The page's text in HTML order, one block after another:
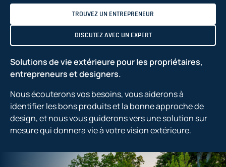
TROUVEZ UN ENTREPRENEUR
DISCUTEZ AVEC UN EXPERT
Solutions de vie extérieure pour les propriétaires,
entrepreneurs et designers.
Nous écouterons vos besoins, vous aiderons à
identifier les bons produits et la bonne approche de
design, et nous vous guiderons vers une solution sur
mesure qui donnera vie à votre vision extérieure.